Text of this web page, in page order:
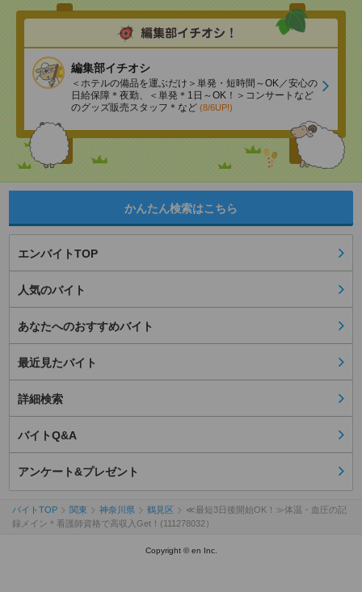
編集部イチオシ
＜ホテルの備品を運ぶだけ＞単発・短時間～OK／安心の
日給保障＊夜勤、＜単発＊1日～OK！＞コンサートなど
のグッズ販売スタッフ＊など (8/6UP!)
かんたん検索はこちら
エンバイトTOP
人気のバイト
あなたへのおすすめバイト
最近見たバイト
詳細検索
バイトQ&A
アンケート&プレゼント
バイトTOP 関東 神奈川県 鶴見区
≪最短3日後開始OK！≫体温・血圧の記
録メイン＊看護師資格で高収入Get！(111278032）
Copyright © en Inc.